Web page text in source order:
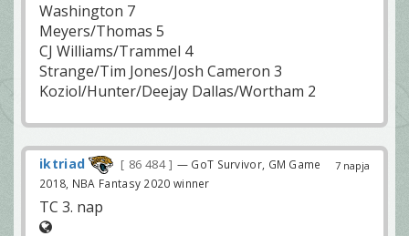
Washington 7
Meyers/Thomas 5
CJ Williams/Trammel 4
Strange/Tim Jones/Josh Cameron 3
Koziol/Hunter/Deejay Dallas/Wortham 2
7 napja
iktriad 86 484
— GoT Survivor, GM Game
2018, NBA Fantasy 2020 winner
TC 3. nap